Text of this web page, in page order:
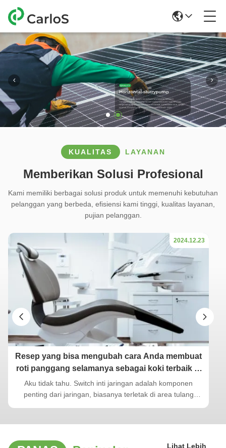
KUALITAS LAYANAN
Memberikan Solusi Profesional
Kami memiliki berbagai solusi produk untuk memenuhi kebutuhan
pelanggan yang berbeda, efisiensi kami tinggi, kualitas layanan,
pujian pelanggan.
2024.12.23
Resep yang bisa mengubah cara Anda membuat
roti panggang selamanya sebagai koki terbaik di
Inggris berbagi tips makan malam Natal
Aku tidak tahu. Switch inti jaringan adalah komponen
penting dari jaringan, biasanya terletak di area tulang
Lihat Lebih